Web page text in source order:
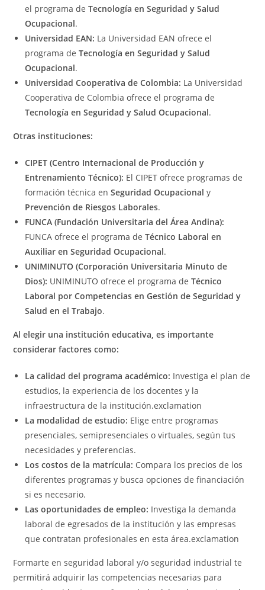
el programa deTecnología en Seguridad y Salud
Ocupacional.
Universidad EAN: La Universidad EAN ofrece el
programa deTecnología en Seguridad y Salud
Ocupacional.
Universidad Cooperativa de Colombia: La Universidad
Cooperativa de Colombia ofrece el programa de
Tecnología en Seguridad y Salud Ocupacional.
Otras instituciones:
CIPET (Centro Internacional de Producción y
Entrenamiento Técnico): El CIPET ofrece programas de
formación técnica enSeguridad Ocupacional y
Prevención de Riesgos Laborales.
FUNCA (Fundación Universitaria del Área Andina):
FUNCA ofrece el programa deTécnico Laboral en
Auxiliar en Seguridad Ocupacional.
UNIMINUTO (Corporación Universitaria Minuto de
Dios): UNIMINUTO ofrece el programa deTécnico
Laboral por Competencias en Gestión de Seguridad y
Salud en el Trabajo.
Al elegir una institución educativa, es importante
considerar factores como:
La calidad del programa académico: Investiga el plan de
estudios, la experiencia de los docentes y la
infraestructura de la institución.exclamation
La modalidad de estudio: Elige entre programas
presenciales, semipresenciales o virtuales, según tus
necesidades y preferencias.
Los costos de la matrícula: Compara los precios de los
diferentes programas y busca opciones de financiación
si es necesario.
Las oportunidades de empleo: Investiga la demanda
laboral de egresados de la institución y las empresas
que contratan profesionales en esta área.exclamation
Formarte en seguridad laboral y/o seguridad industrial te
permitirá adquirir las competencias necesarias para